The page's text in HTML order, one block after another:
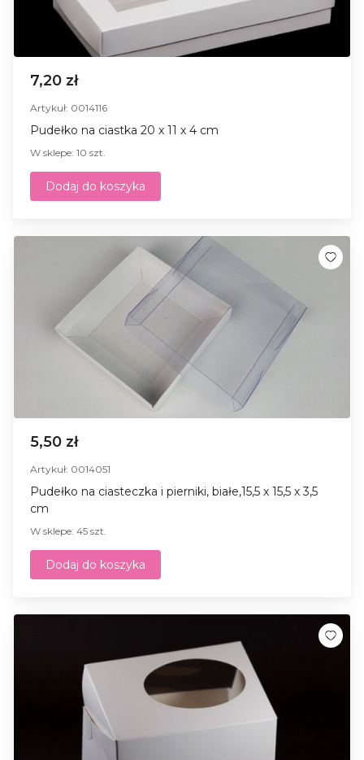
7,20 zł
Artykuł: 0014116
Pudełko na ciastka 20 x 11 x 4 cm
W sklepe: 10 szt.
Dodaj do koszyka
5,50 zł
Artykuł: 0014051
Pudełko na ciasteczka i pierniki, białe,15,5 х 15,5 х 3,5
cm
W sklepe: 45 szt.
Dodaj do koszyka